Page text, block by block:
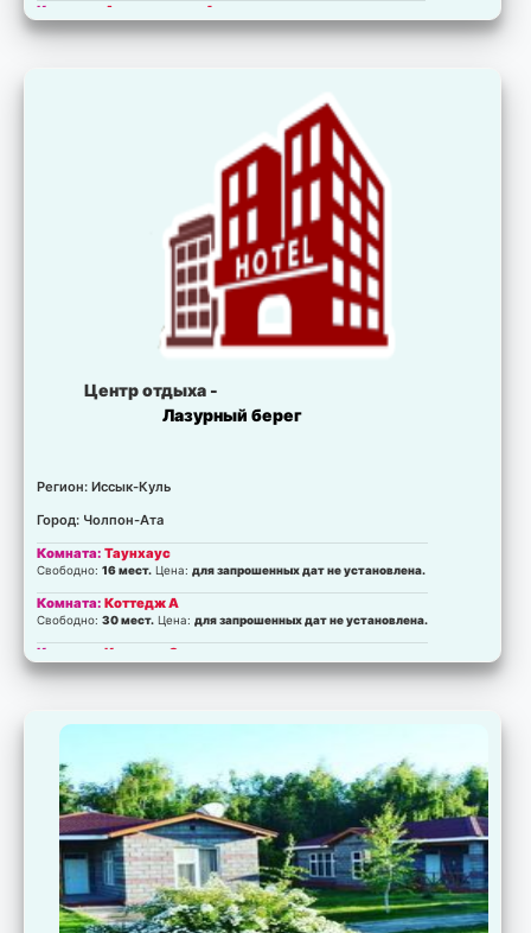
Комната: Апартаменты 4-х местные
Центр отдыха -
Лазурный берег
Регион: Иссык-Куль
Город: Чолпон-Ата
Комната:Таунхаус
Свободно:16 мест. Цена:для запрошенных дат не установлена.
Комната:Коттедж А
Свободно:30 мест. Цена:для запрошенных дат не установлена.
Комната:Коттедж С